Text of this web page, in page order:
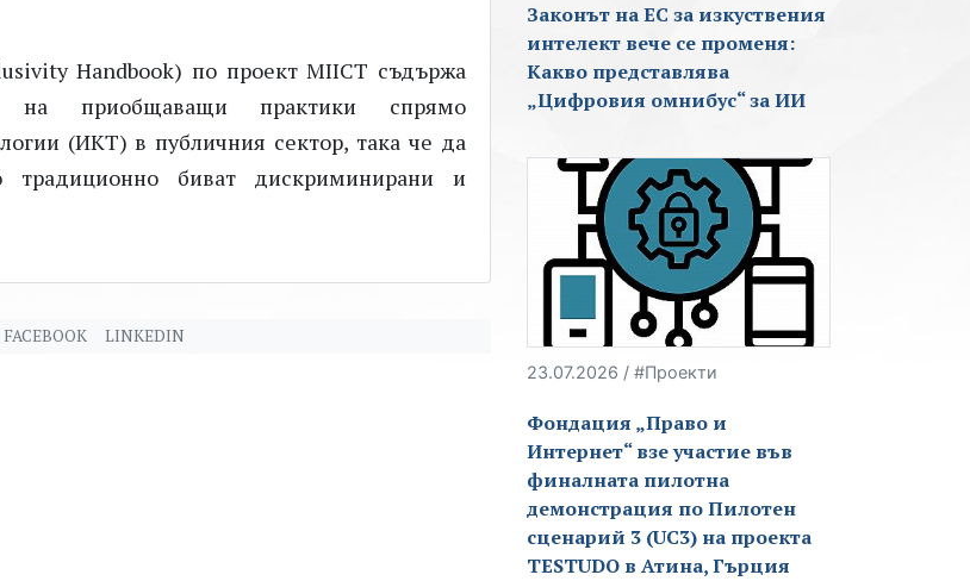
Handbook) по проект MIICT съдържа
на приобщаващи практики спрямо
(ИКТ) в публичния сектор, така че да
традиционно биват дискриминирани и
FACEBOOK LINKEDIN
Законът на ЕС за изкуствения
интелект вече се променя:
Какво представлява
„Цифровия омнибус“ за ИИ
23.07.2026 / #Проекти
Фондация „Право и
Интернет“ взе участие във
финалната пилотна
демонстрация по Пилотен
сценарий 3 (UC3) на проекта
TESTUDO в Атина, Гърция